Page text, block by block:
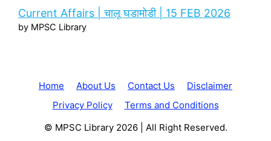
Current Affairs | चालू घडामोडी | 15 FEB 2026
by MPSC Library
Home About Us Contact Us
Disclaimer
Privacy Policy
Terms and Conditions
© MPSC Library 2026 | All Right Reserved.